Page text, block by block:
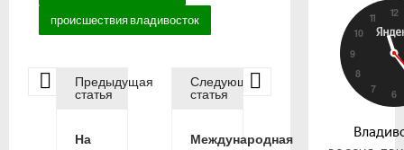
происшествия владивосток
Предыдущая
статья
На
Следующая
статья
Международная